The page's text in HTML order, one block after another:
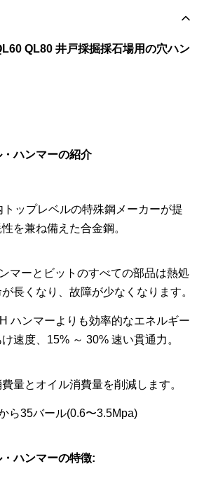
QL80 井戸採掘採石場用の穴ハン
ハンマーの紹介
トップレベルの特殊鋼メーカーが提
を兼ね備えた合金鋼。
マーとビットのすべての部品は熱処
長くなり、故障が少なくなります。
ハンマーよりも効率的なエネルギー
速度、15% ～ 30% 速い貫通力。
量とオイル消費量を削減します。
ら35バール(0.6〜3.5Mpa)
ハンマーの特徴: